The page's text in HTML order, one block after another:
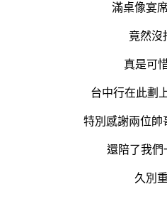
滿桌像宴
竟然沒
真是可
台中行在此劃
特別感謝兩位帥
還陪了我們
久別